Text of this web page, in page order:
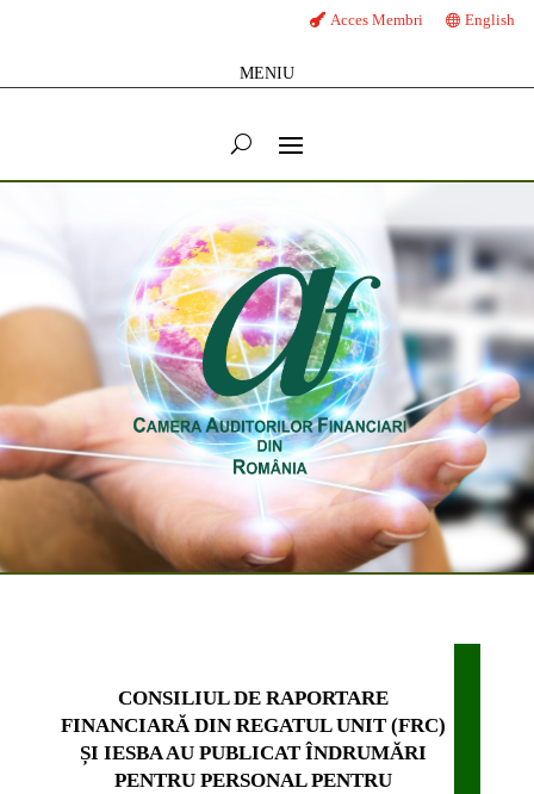
Acces Membri English
MENIU
CONSILIUL DE RAPORTARE
FINANCIARĂ DIN REGATUL UNIT (FRC)
ȘI IESBA AU PUBLICAT ÎNDRUMĂRI
PENTRU PERSONAL PENTRU